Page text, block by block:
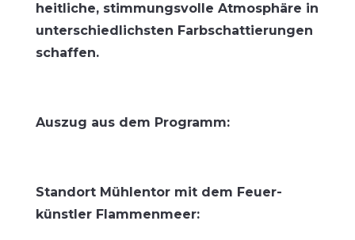
heit­li­che, stim­mungs­vol­le Atmo­sphä­re in
unter­schied­lichs­ten Farb­schat­tie­run­gen
schaffen.
Aus­zug aus dem Programm:
Stand­ort Müh­len­tor mit dem Feu­er­
künst­ler Flammenmeer: